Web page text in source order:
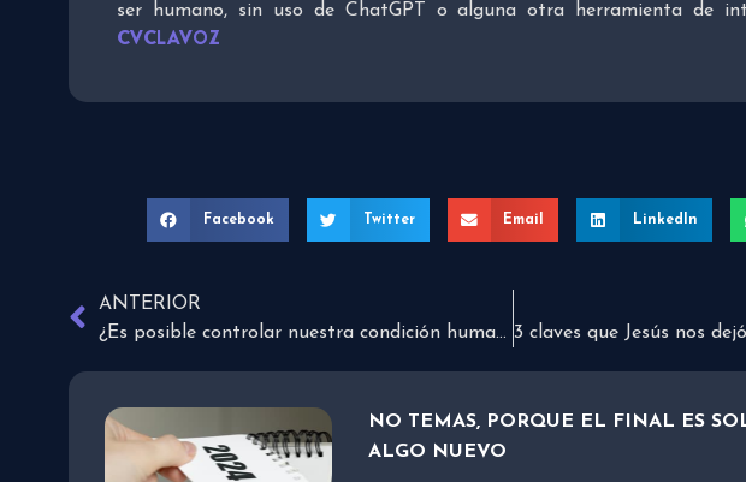
ser humano, sin uso de ChatGPT o alguna otra herramienta de
CVCLAVOZ
Facebook Twitter Email LinkedIn
ANTERIOR
¿Es posible controlar nuestra condición humana?
NO TEMAS, PORQUE EL FINAL ES
ALGO NUEVO